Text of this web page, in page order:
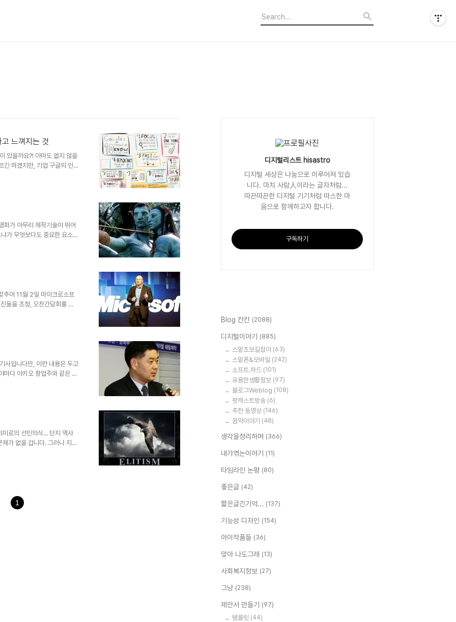
느껴지는 것
있을까요?! 아마도 없지 않을
긴 하겠지만, 기업 구글의 인
정한다고 한들 현재 시점에서
하고, 구글과 일정 부분 경쟁
지는 바가 있으..
화가 아무리 제작기술이 뛰어
가 무엇보다도 중요한 요소일
실감나는 CG영상을 제작했
있다고 하더라도 채워져야
어 관객으로부터 혹평을 받게
어 11월 2일 마이크로소프
들을 초청, 오찬간담회를 갖
하여 어떻게 생각하느냐?"라
있도록 한다."라고 했다고
이다? 저렴하..
사입니다만, 이런 내용은 두고
마다 아키오 창업주와 같은 분
볼만한 내용이라고 생각합니
지 않기에 이사람 너무 부럽
로의 선민의식... 단지 역사
가 없을 겁니다. 그러나 지금
음에... 깔끔히 정리되지 못했
원은 종이라는 논리는 암..
1
디지털리스트 hisastro
디지털 세상은 나눔으로 이루어져 있습
니다. 마치 사람人이라는 글자처럼...
따끈따끈한 디지털 기기처럼 따스한 마
음으로 함께하고자 합니다.
구독하기
Blog 칸칸 (2088)
디지털이야기 (885)
스맡초보길잡이 (63)
스맡폰&모바일 (242)
소프트.하드 (101)
유용한생활정보 (97)
블로그Weblog (108)
팟캐스트방송 (6)
추천 동영상 (146)
음악이야기 (48)
생각을정리하며 (366)
내가엮는이야기 (11)
타임라인 논평 (80)
좋은글 (42)
짧은글긴기억... (137)
기능성 디자인 (154)
아이작품들 (36)
맞아 나도그래 (13)
사회복지정보 (27)
그냥 (238)
제안서 만들기 (97)
템플릿 (44)